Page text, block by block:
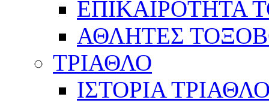
ΕΠΙΚΑΙΡΟΤΗΤΑ
ΑΘΛΗΤΕΣ
ΤΡΙΑΘΛΟ
ΙΣΤΟΡΙΑ